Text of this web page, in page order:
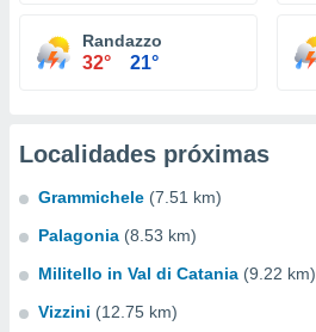
Randazzo
32° 21°
Localidades próximas
Grammichele (7.51 km)
Palagonia (8.53 km)
Militello in Val di Catania (9.22 km)
Vizzini (12.75 km)